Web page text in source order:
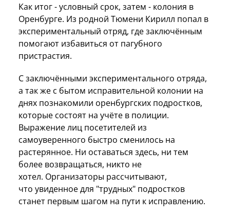
Как итог - условный срок, затем - колония в
Оренбурге. Из родной Тюмени Кирилл попал в
экспериментальный отряд, где заключённым
помогают избавиться от пагубного
пристрастия.
С заключёнными экспериментального отряда,
а так же с бытом исправительной колонии на
днях познакомили оренбургских подростков,
которые состоят на учёте в полиции.
Выражение лиц посетителей из
самоуверенного быстро сменилось на
растерянное. Ни оставаться здесь, ни тем
более возвращаться, никто не
хотел. Организаторы рассчитывают,
что увиденное для "трудных" подростков
станет первым шагом на пути к исправлению.